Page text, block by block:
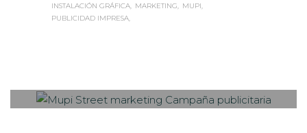
INSTALACIÓN GRÁFICA
MARKETING
MUPI
PUBLICIDAD IMPRESA